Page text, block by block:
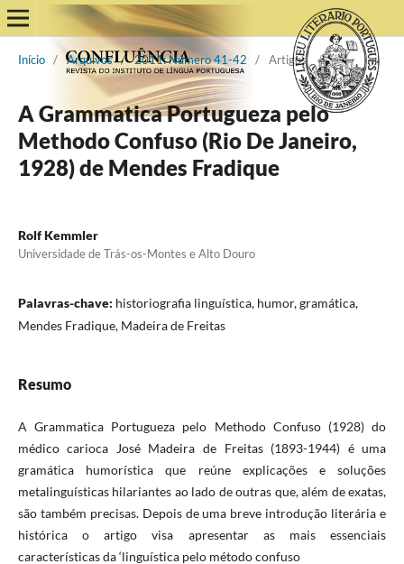
Início / Arquivos / 2011: Número 41-42 / Artigos
A Grammatica Portugueza pelo
Methodo Confuso (Rio De Janeiro,
1928) de Mendes Fradique
Rolf Kemmler
Universidade de Trás-os-Montes e Alto Douro
Palavras-chave: historiografia linguística, humor, gramática,
Mendes Fradique, Madeira de Freitas
Resumo
A Grammatica Portugueza pelo Methodo Confuso (1928) do
médico carioca José Madeira de Freitas (1893-1944) é uma
gramática humorística que reúne explicações e soluções
metalinguísticas hilariantes ao lado de outras que, além de exatas,
são também precisas. Depois de uma breve introdução literária e
histórica o artigo visa apresentar as mais essenciais
características da ‘linguística pelo método confuso